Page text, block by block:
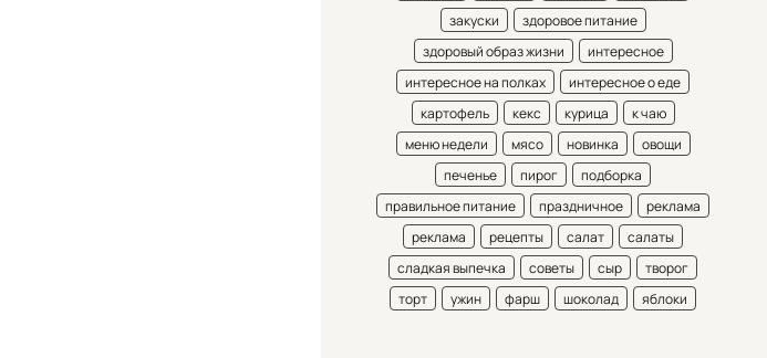
закуски
здоровое питание
здоровый образ жизни
интересное
интересное на полках
интересное о еде
картофель
кекс курица
к чаю
меню недели
мясо новинка
овощи
печенье
пирог
подборка
правильное питание
праздничное
реклама
реклама
рецепты салат
салаты
сладкая выпечка
советы сыр
творог
торт
ужин фарш шоколад яблоки